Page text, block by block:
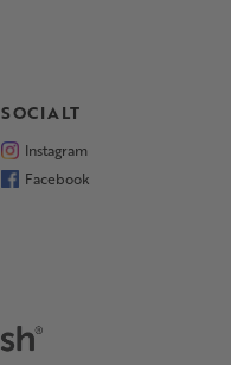
SOCIALT
Instagram
Facebook